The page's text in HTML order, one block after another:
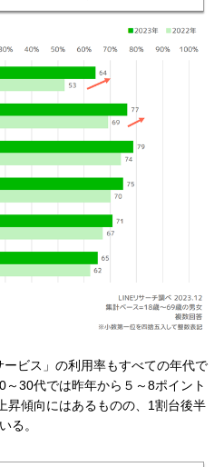
ービス」の利用率もすべての年代で
～30代では昨年から５～8ポイント
昇傾向にはあるものの、1割台後半
る。